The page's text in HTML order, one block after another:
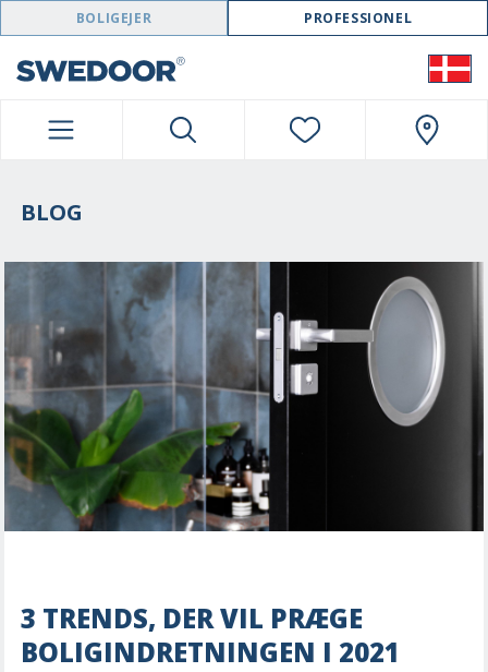
SWEDOOR NAVIGATION
BOLIGEJER PROFESSIONEL
BLOG
3 TRENDS, DER VIL PRÆGE
BOLIGINDRETNINGEN I 2021